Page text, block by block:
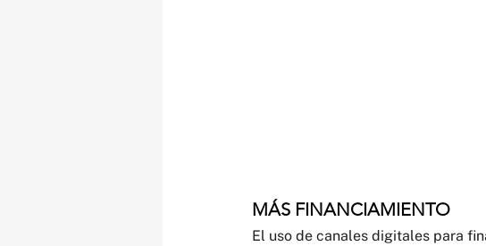
MÁS FINANCIAMIENTO
El uso de canales digitales para